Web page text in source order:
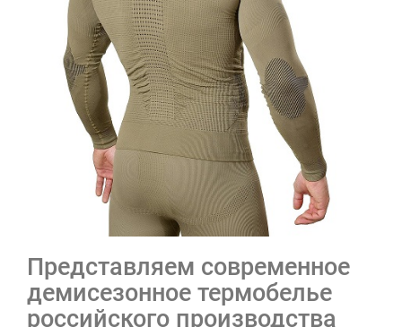
Представляем современное
демисезонное термобелье
российского производства